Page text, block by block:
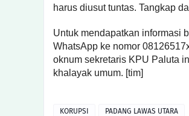
harus diusut tuntas. Tangkap
Untuk mendapatkan informasi
WhatsApp ke nomor
oknum sekretaris KPU Paluta
khalayak umum. [tim]
KORUPSI PADANG LAWAS UTARA